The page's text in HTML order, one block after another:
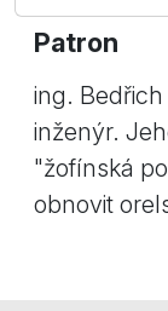
Patron
ing. Bedřich
inženýr.
"žofínská
obnovit